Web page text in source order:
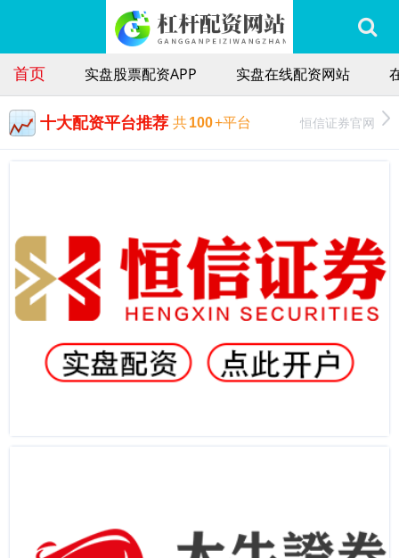
首页 实盘股票配资APP 实盘在线配资网站
十大配资平台推荐 共100+平台 恒信证券官网